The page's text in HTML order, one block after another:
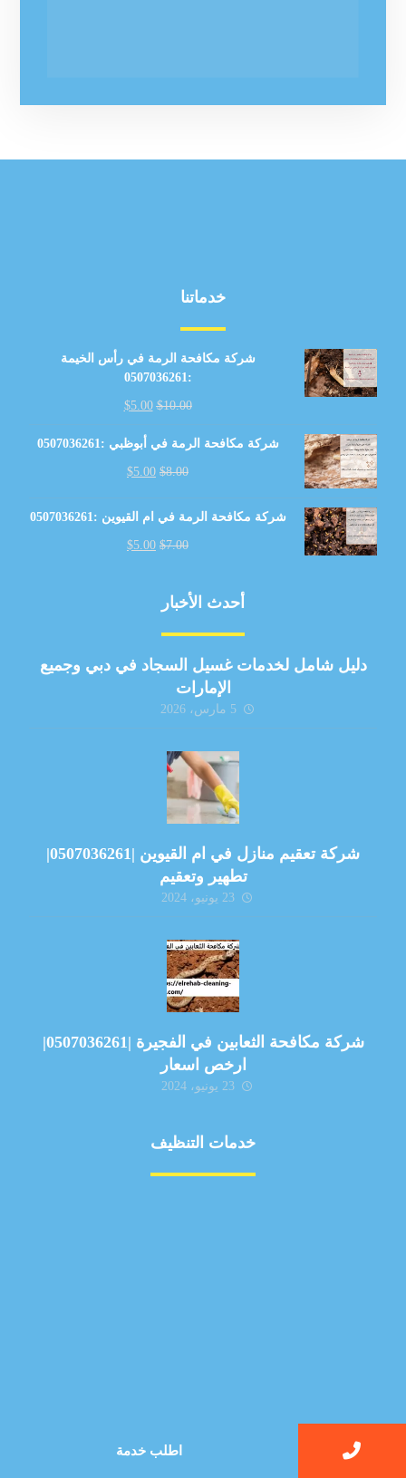
خدماتنا
شركة مكافحة الرمة في رأس الخيمة
:0507036261
$10.00
$5.00
شركة مكافحة الرمة في أبوظبي :0507036261
$8.00
$5.00
شركة مكافحة الرمة في ام القيوين :0507036261
$7.00
$5.00
أحدث الأخبار
دليل شامل لخدمات غسيل السجاد في دبي وجميع
الإمارات
5 مارس، 2026
شركة تعقيم منازل في ام القيوين |0507036261|
تطهير وتعقيم
23 يونيو، 2024
شركة مكافحة الثعابين في الفجيرة |0507036261|
ارخص اسعار
23 يونيو، 2024
خدمات التنظيف
لورماطلب خدمة